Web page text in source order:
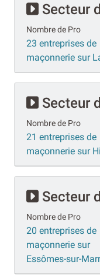
Secteur
Nombre de Pro
23 entreprises de
maçonnerie sur
Secteur
Nombre de Pro
21 entreprises de
maçonnerie sur
Secteur
Nombre de Pro
20 entreprises de
maçonnerie sur
Essômes-sur-